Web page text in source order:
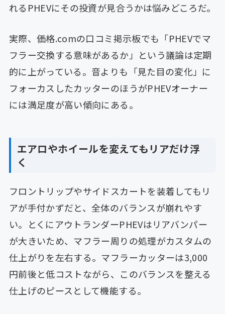
れるPHEVにその投資が見合うかは悩みどころだ。
実際、価格.comの口コミ掲示板でも「PHEVでマ
フラー交換する意味があるか」という議論は定期
的に上がっている。音よりも「見た目の変化」に
フォーカスしたカッターのほうがPHEVオーナー
には満足度が高い傾向にある。
エアロやホイールを変えてもリアだけ浮
く
フロントリップやサイドスカートを装着してもリ
アが手付かずだと、全体のバランスが崩れやす
い。とくにアウトランダーPHEVはリアバンパー
が大きいため、マフラー周りの処理がカスタムの
仕上がりを左右する。マフラーカッターは3,000
円前後と低コストながら、このバランスを整える
仕上げのピースとして機能する。